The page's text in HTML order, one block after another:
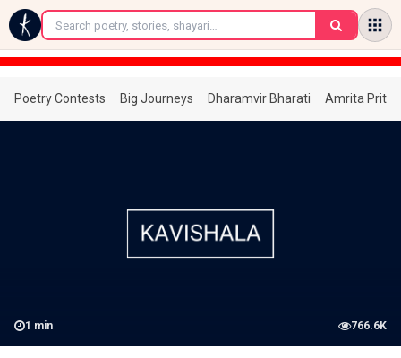
←
Poetry Contests Big Journeys Dharamvir Bharati Amrita
1 min 766.6K